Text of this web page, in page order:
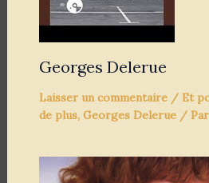
Georges Delerue
Laisser un commentaire / Et
de plus, Georges Delerue/ Par